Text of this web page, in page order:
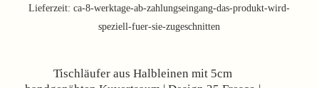
Lieferzeit:ca-8-werktage-ab-zahlungseingang-das-produkt-wird-
speziell-fuer-sie-zugeschnitten
Tischläufer aus Halbleinen mit 5cm